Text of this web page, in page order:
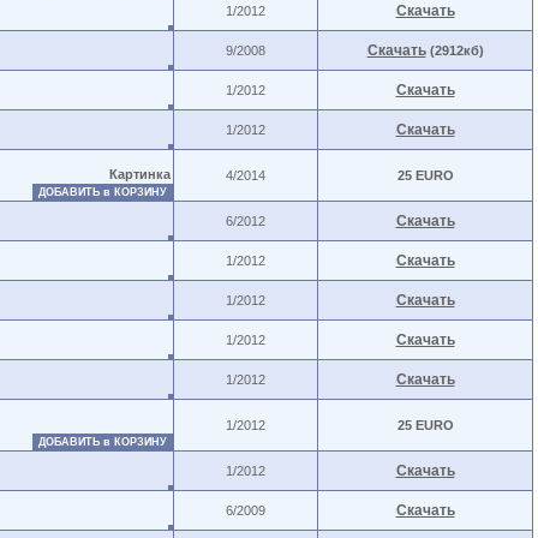
1/2012 Скачать
9/2008 Скачать(2912кб)
1/2012 Скачать
1/2012 Скачать
Картинка
ДОБАВИТЬ в КОРЗИНУ
4/2014 25 EURO
6/2012 Скачать
1/2012 Скачать
1/2012 Скачать
1/2012 Скачать
1/2012 Скачать
ДОБАВИТЬ в КОРЗИНУ
1/2012 25 EURO
1/2012 Скачать
6/2009 Скачать